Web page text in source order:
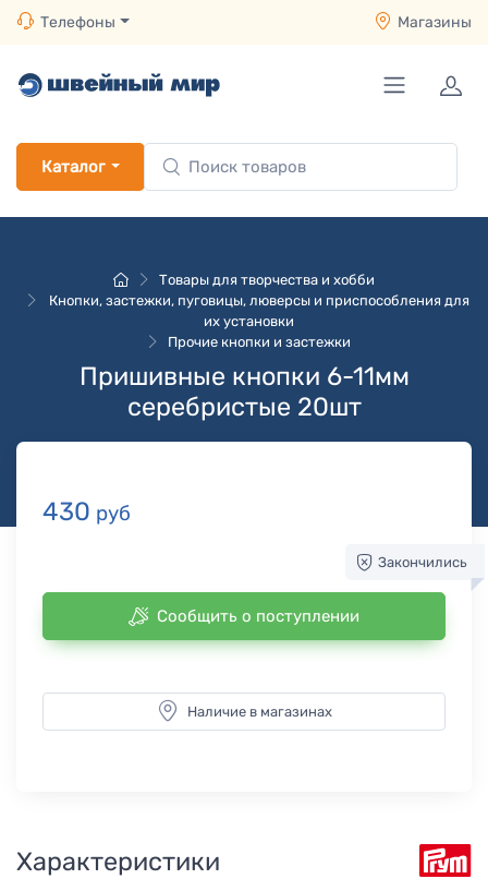
Телефоны Магазины
Каталог
Товары для творчества и хобби
Кнопки, застежки, пуговицы, люверсы и приспособления для
их установки
Прочие кнопки и застежки
Пришивные кнопки 6-11мм
серебристые 20шт
430 руб
Закончились
Сообщить о поступлении
Наличие в магазинах
Характеристики